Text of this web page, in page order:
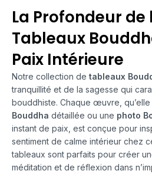
La Profondeur de
Tableaux
Paix Intérieure
Notre collection de tableaux
tranquillité et de la sagesse qui
bouddhiste. Chaque œuvre, qu’elle
Bouddha détaillée ou une photo
instant de paix, est conçue pour
sentiment de calme intérieur chez
tableaux sont parfaits pour créer
méditation et de réflexion dans